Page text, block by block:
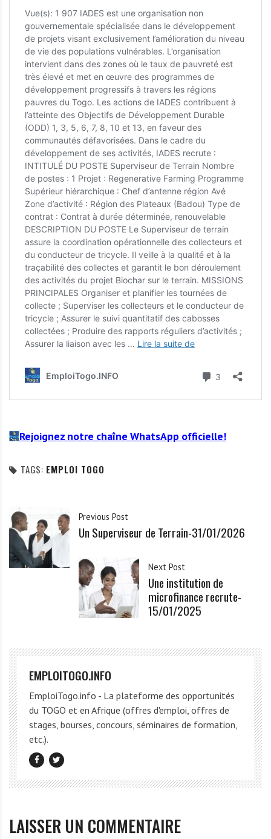
Rejoignez notre chaîne WhatsApp officielle!
TAGS: EMPLOI TOGO
Previous Post
Un Superviseur de Terrain-31/01/2026
Next Post
Une institution de
microfinance recrute-
15/01/2025
EMPLOITOGO.INFO
EmploiTogo.info - La plateforme des opportunités
du TOGO et en Afrique (offres d'emploi, offres de
stages, bourses, concours, séminaires de formation,
etc.).
LAISSER UN COMMENTAIRE